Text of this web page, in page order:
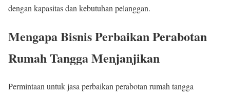
dengan kapasitas dan kebutuhan pelanggan.
Mengapa Bisnis Perbaikan Perabotan
Rumah Tangga Menjanjikan
Permintaan untuk jasa perbaikan perabotan rumah tangga